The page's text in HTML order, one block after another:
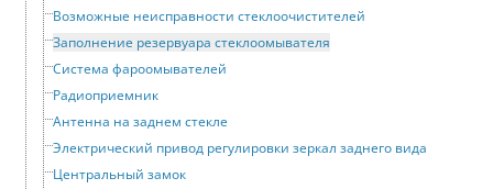
Возможные неисправности стеклоочистителей
Заполнение резервуара стеклоомывателя
Система фароомывателей
Радиоприемник
Антенна на заднем стекле
Электрический привод регулировки зеркал заднего вида
Центральный замок